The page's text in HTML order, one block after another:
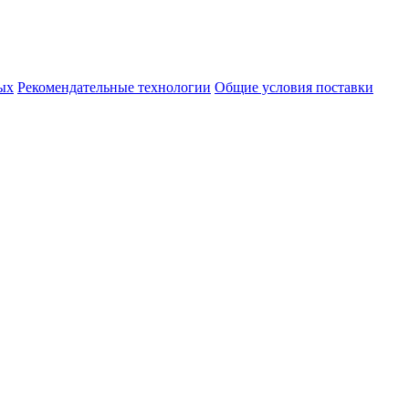
Рекомендательные технологии Общие условия поставки